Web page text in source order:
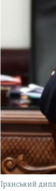
Іранський